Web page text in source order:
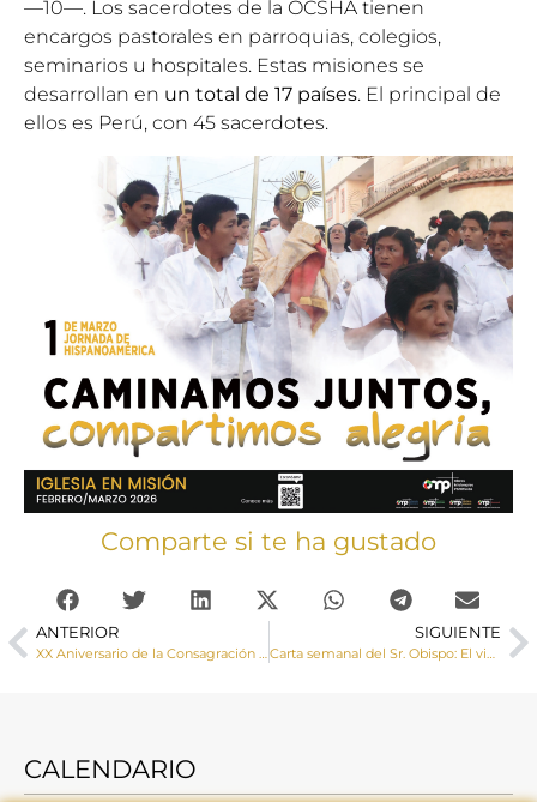
—10—. Los sacerdotes de la OCSHA tienen
encargos pastorales en parroquias, colegios,
seminarios u hospitales. Estas misiones se
desarrollan en un total de 17 países. El principal de
ellos es Perú, con 45 sacerdotes.
Comparte si te ha gustado
ANTERIOR
XX Aniversario de la Consagración Episcopal de Monseñor José María Yanguas (Galería de imágenes)
SIGUIENTE
Carta semanal del Sr. Obispo: El viaje a España del Santo Padre León XIV
CALENDARIO